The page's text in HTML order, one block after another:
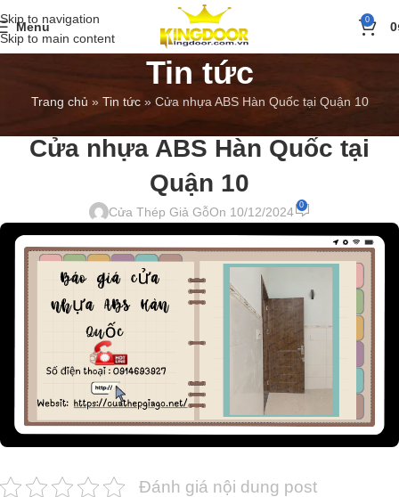
Skip to navigation
Skip to main content
Menu 0 0
Tin tức
Trang chủ » Tin tức» Cửa nhựa ABS Hàn Quốc tại Quận 10
BÁO GIÁ,
Cửa nhựa ABS Hàn Quốc tại
Quận 10
Cửa Thép Giả GỗOn 10/12/2024 0
Đánh giá nội dung post